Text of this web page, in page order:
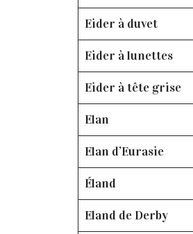
Eider à duvet
Eider à lunettes
Eider à tête grise
Elan
Elan d’Eurasie
Éland
Eland de Derby